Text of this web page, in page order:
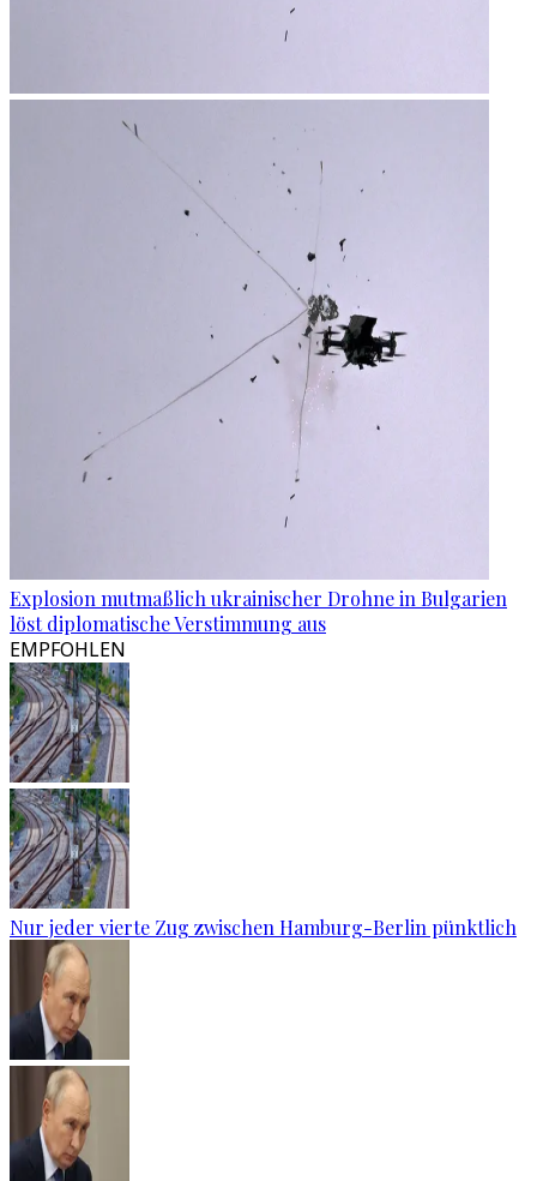
Explosion mutmaßlich ukrainischer Drohne in Bulgarien
löst diplomatische Verstimmung aus
EMPFOHLEN
Nur jeder vierte Zug zwischen Hamburg-Berlin pünktlich